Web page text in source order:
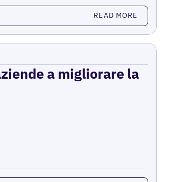
READ MORE
a migliorare la